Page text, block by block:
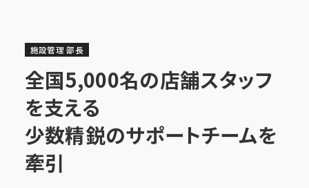
About
プラントについて
Job Type
募集職種一覧
Interview
施設管理 部長
全国5,000名の店舗スタッフ
を支える
少数精鋭のサポートチームを
牽引